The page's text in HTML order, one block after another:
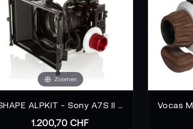
Zoomen
SHAPE ALPKIT - Sony A7S II - A7R II - A7 II Kit
1.200,70 CHF